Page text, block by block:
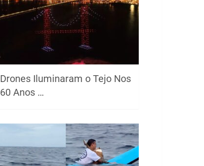
Drones Iluminaram o Tejo Nos
60 Anos …